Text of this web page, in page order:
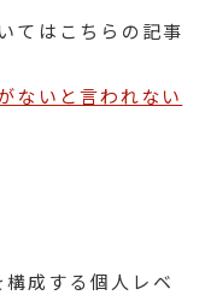
てはこちらの記事
ないと言われない
成する個人レベ